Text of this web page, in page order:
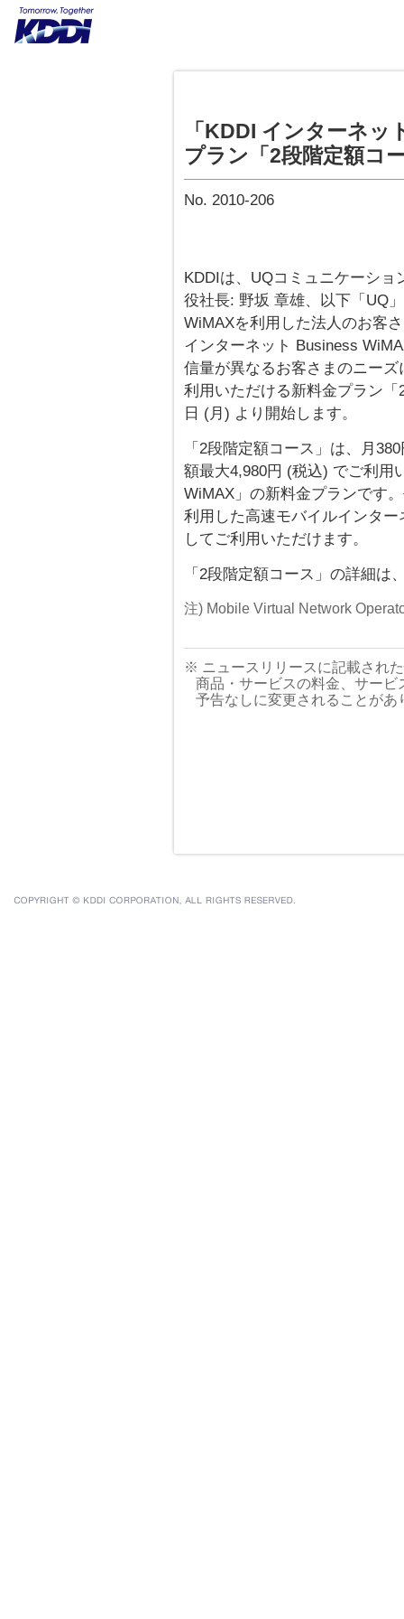
「KDDI インターネ
プラン「2段階定額コ
No. 2010-206
KDDIは、UQコミュニケーシ
役社長: 野坂 章雄、以下「UQ
WiMAXを利用した法人のお客
インターネット Business
信量が異なるお客さまのニー
利用いただける新料金プラン
日 (月) より開始します。
「2段階定額コース」は、月
額最大4,980円 (税込) でご利用
WiMAX」の新料金プランです
利用した高速モバイルインタ
してご利用いただけます。
「2段階定額コース」の詳細は
注) Mobile Virtual Network
※ ニュースリリースに記載され
商品・サービスの料金、サー
予告なしに変更されることが